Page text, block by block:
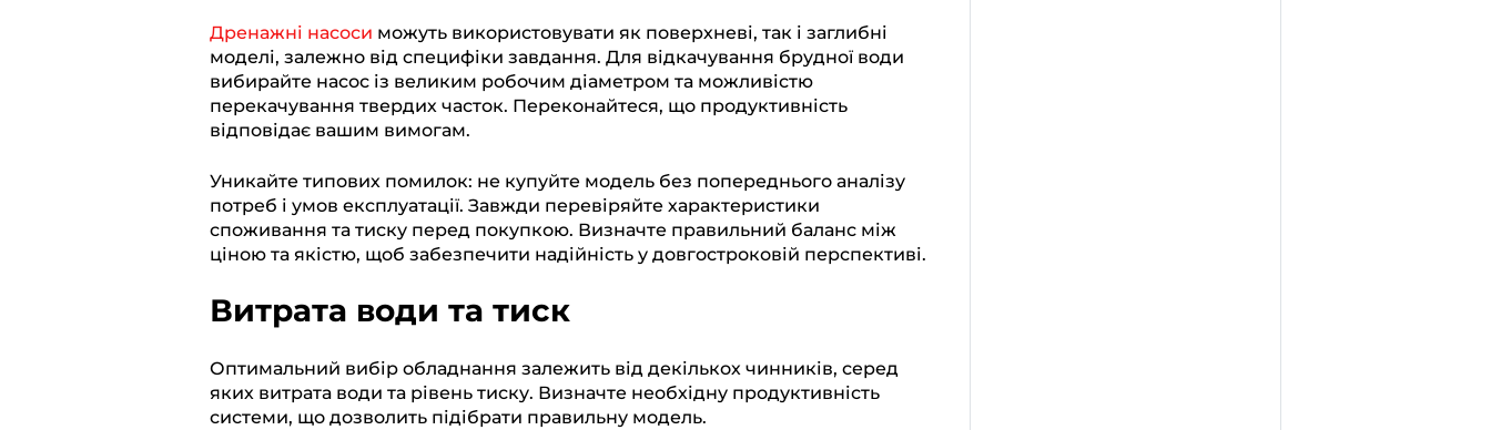
Дренажні насоси можуть використовувати як поверхневі, так і заглибні
моделі, залежно від специфіки завдання. Для відкачування брудної води
вибирайте насос із великим робочим діаметром та можливістю
перекачування твердих часток. Переконайтеся, що продуктивність
відповідає вашим вимогам.
Уникайте типових помилок: не купуйте модель без попереднього аналізу
потреб і умов експлуатації. Завжди перевіряйте характеристики
споживання та тиску перед покупкою. Визначте правильний баланс між
ціною та якістю, щоб забезпечити надійність у довгостроковій перспективі.
Витрата води та тиск
Оптимальний вибір обладнання залежить від декількох чинників, серед
яких витрата води та рівень тиску. Визначте необхідну продуктивність
системи, що дозволить підібрати правильну модель.